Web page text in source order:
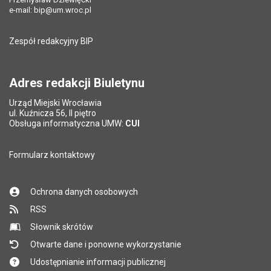
e-mail: bip@um.wroc.pl
Zespół redakcyjny BIP
Adres redakcji Biuletynu
Urząd Miejski Wrocławia
ul. Kuźnicza 56, II piętro
Obsługa informatyczna UMW: CUI
Formularz kontaktowy
Ochrona danych osobowych
RSS
Słownik skrótów
Otwarte dane i ponowne wykorzystanie
Udostępnianie informacji publicznej